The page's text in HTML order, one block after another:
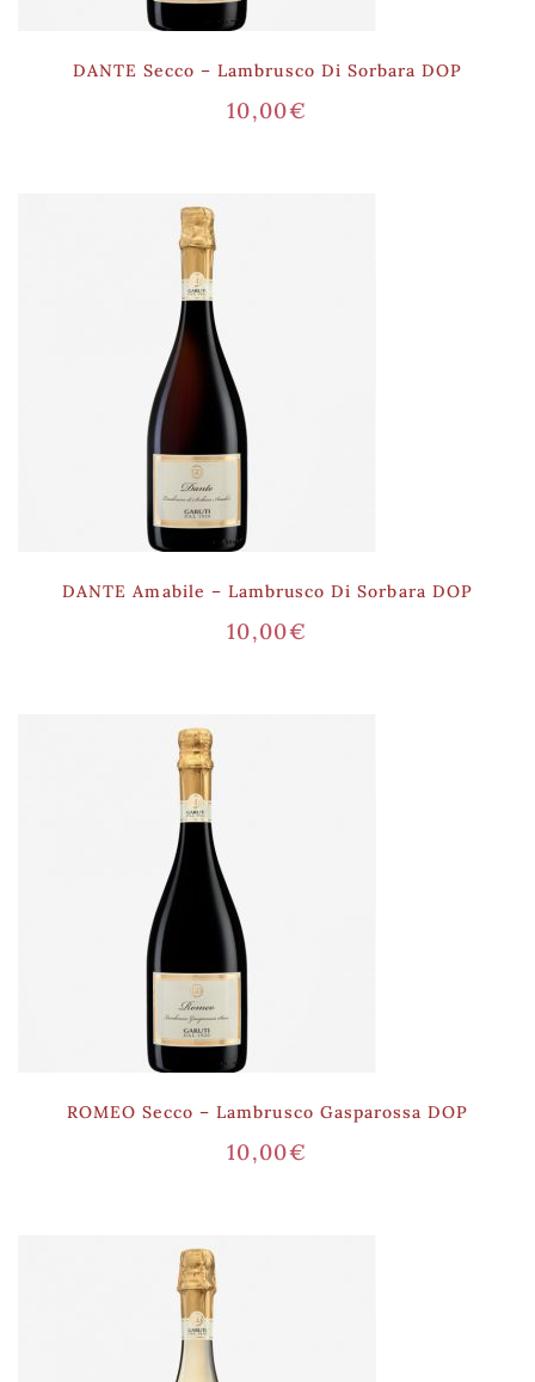
DANTE Secco – Lambrusco Di Sorbara DOP
10,00€
DANTE Amabile – Lambrusco Di Sorbara DOP
10,00€
ROMEO Secco – Lambrusco Gasparossa DOP
10,00€